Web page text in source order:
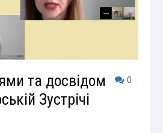
0
та досвідом
Зустрічі